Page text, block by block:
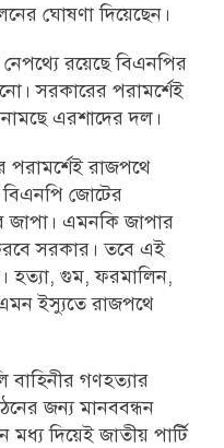
ঘোষণা দিয়েছেন।
রয়েছে বিএনপির
সরকারের পরামর্শেই
এরশাদের দল।
পরামর্শেই রাজপথে
বিএনপি জোটের
জাপা। এমনকি জাপার
সরকার। তবে এই
হত্যা, গুম, ফরমালিন,
ইস্যুতে রাজপথে
বাহিনীর গণহত্যার
জন্য মানববন্ধন
দিয়েই জাতীয় পার্টি